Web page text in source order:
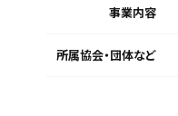
事業内容
所属協会・団体など